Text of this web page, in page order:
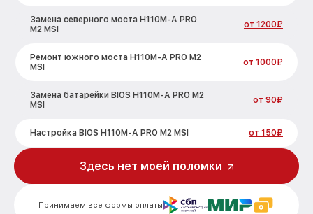
Замена северного моста H110M-A PRO
M2 MSI
от 1200₽
Ремонт южного моста H110M-A PRO M2
MSI
от 1000₽
Замена батарейки BIOS H110M-A PRO M2
MSI
от 90₽
Настройка BIOS H110M-A PRO M2 MSI от 150₽
Принимаем все формы оплаты
Здесь нет моей поломки